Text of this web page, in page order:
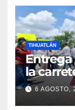
TIHUATLÁN
la
6 AGOSTO,